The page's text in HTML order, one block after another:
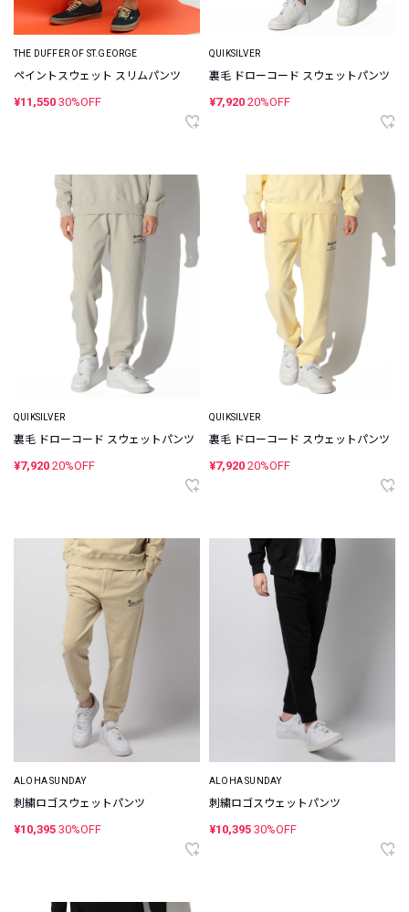
THE DUFFER OF ST.GEORGE
ペイントスウェット スリムパンツ
¥11,550 30%OFF
QUIKSILVER
裏毛 ドローコード スウェットパンツ
¥7,920 20%OFF
QUIKSILVER
裏毛 ドローコード スウェットパンツ
¥7,920 20%OFF
QUIKSILVER
裏毛 ドローコード スウェットパンツ
¥7,920 20%OFF
ALOHA SUNDAY
刺繍ロゴスウェットパンツ
¥10,395 30%OFF
ALOHA SUNDAY
刺繍ロゴスウェットパンツ
¥10,395 30%OFF